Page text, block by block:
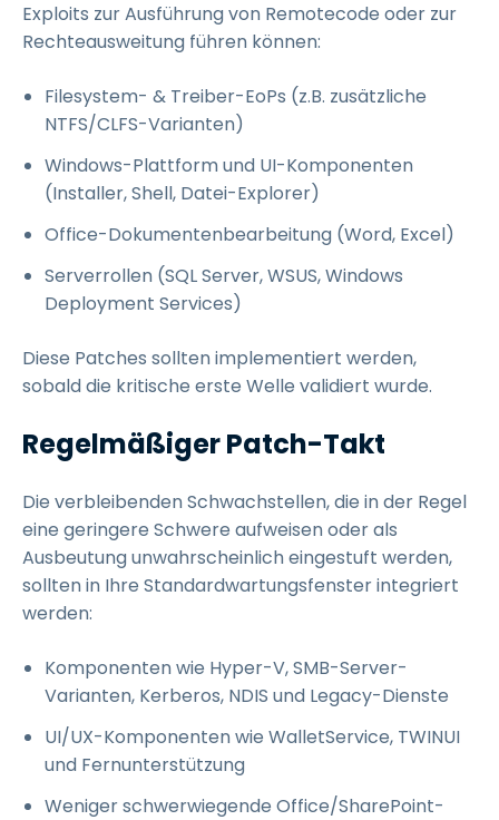
Exploits zur Ausführung von Remotecode oder zur
Rechteausweitung führen können:
Filesystem- & Treiber-EoPs (z.B. zusätzliche
NTFS/CLFS-Varianten)
Windows-Plattform und UI-Komponenten
(Installer, Shell, Datei-Explorer)
Office-Dokumentenbearbeitung (Word, Excel)
Serverrollen (SQL Server, WSUS, Windows
Deployment Services)
Diese Patches sollten implementiert werden,
sobald die kritische erste Welle validiert wurde.
Regelmäßiger Patch-Takt
Die verbleibenden Schwachstellen, die in der Regel
eine geringere Schwere aufweisen oder als
Ausbeutung unwahrscheinlich eingestuft werden,
sollten in Ihre Standardwartungsfenster integriert
werden:
Komponenten wie Hyper-V, SMB-Server-
Varianten, Kerberos, NDIS und Legacy-Dienste
UI/UX-Komponenten wie WalletService, TWINUI
und Fernunterstützung
Weniger schwerwiegende Office/SharePoint-